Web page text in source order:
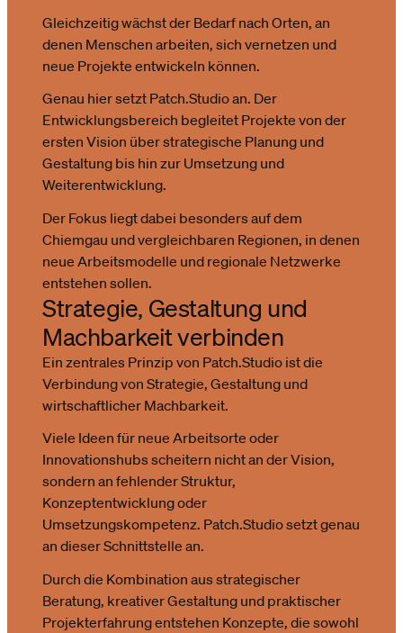
Gleichzeitig wächst der Bedarf nach Orten, an
denen Menschen arbeiten, sich vernetzen und
neue Projekte entwickeln können.
Genau hier setzt Patch.Studio an. Der
Entwicklungsbereich begleitet Projekte von der
ersten Vision über strategische Planung und
Gestaltung bis hin zur Umsetzung und
Weiterentwicklung.
Der Fokus liegt dabei besonders auf dem
Chiemgau und vergleichbaren Regionen, in denen
neue Arbeitsmodelle und regionale Netzwerke
entstehen sollen.
Strategie, Gestaltung und
Machbarkeit verbinden
Ein zentrales Prinzip von Patch.Studio ist die
Verbindung von Strategie, Gestaltung und
wirtschaftlicher Machbarkeit.
Viele Ideen für neue Arbeitsorte oder
Innovationshubs scheitern nicht an der Vision,
sondern an fehlender Struktur,
Konzeptentwicklung oder
Umsetzungskompetenz. Patch.Studio setzt genau
an dieser Schnittstelle an.
Durch die Kombination aus strategischer
Beratung, kreativer Gestaltung und praktischer
Projekterfahrung entstehen Konzepte, die sowohl